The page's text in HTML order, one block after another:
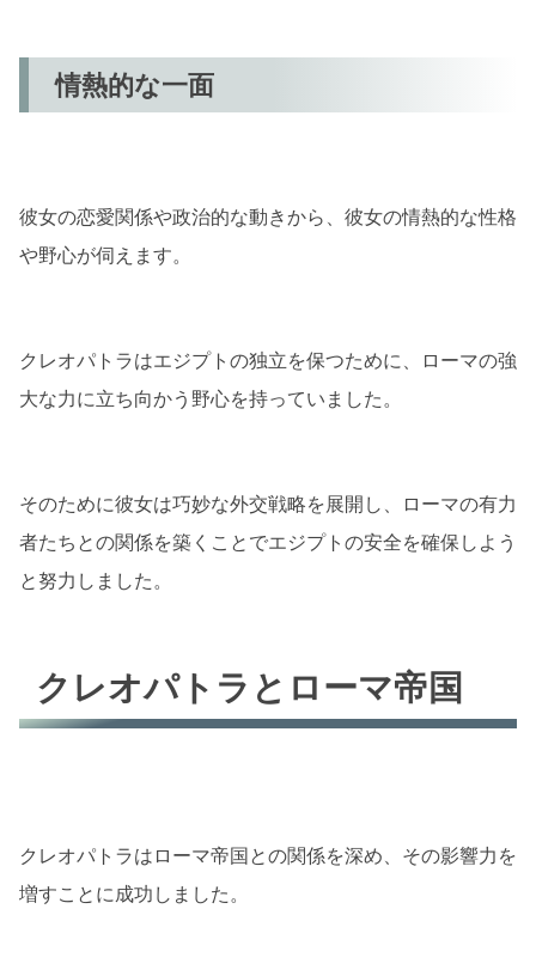
情熱的な一面
彼女の恋愛関係や政治的な動きから、彼女の情熱的な性格
や野心が伺えます。
クレオパトラはエジプトの独立を保つために、ローマの強
大な力に立ち向かう野心を持っていました。
そのために彼女は巧妙な外交戦略を展開し、ローマの有力
者たちとの関係を築くことでエジプトの安全を確保しよう
と努力しました。
クレオパトラとローマ帝国
クレオパトラはローマ帝国との関係を深め、その影響力を
増すことに成功しました。